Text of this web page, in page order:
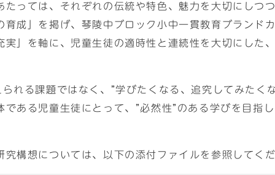
っては、それぞれの伝統や特色、魅力を大切にしつ
成」を掲げ、琴陵中ブロック小中一貫教育ブランド
」を軸に、児童生徒の適時性と連続性を大切にした
れる課題ではなく、”学びたくなる、追究してみたく
ある児童生徒にとって、”必然性”のある学びを目指
構想については、以下の添付ファイルを参照してく